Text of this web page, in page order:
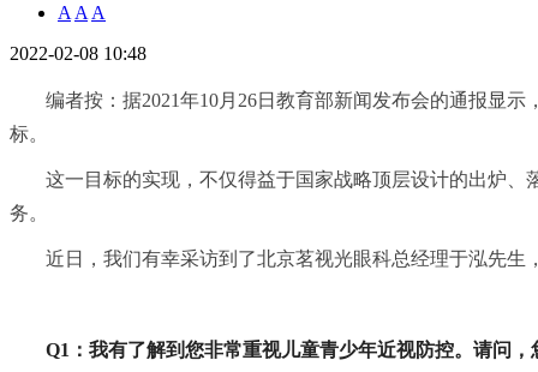
A A A
2022-02-08 10:48
编者按：据2021年10月26日教育部新闻发布会的通报显
标。
这一目标的实现，不仅得益于国家战略顶层设计的出炉
务。
近日，我们有幸采访到了北京茗视光眼科总经理于泓先
Q1：我有了解到您非常重视儿童青少年近视防控。请问